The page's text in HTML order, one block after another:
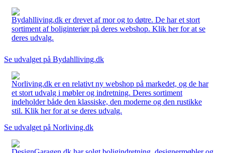
Bydahlliving.dk er drevet af mor og to døtre. De har et stort
sortiment af boliginteriør på deres webshop. Klik her for at se
deres udvalg.
Se udvalget på Bydahlliving.dk
Norliving.dk er en relativt ny webshop på markedet, og de har
et stort udvalg i møbler og indretning. Deres sortiment
indeholder både den klassiske, den moderne og den rustikke
stil. Klik her for at se deres udvalg.
Se udvalget på Norliving.dk